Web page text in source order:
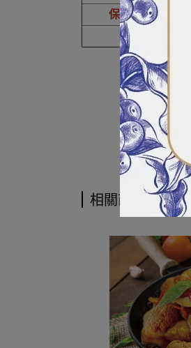
保存方式
備註
相關商品